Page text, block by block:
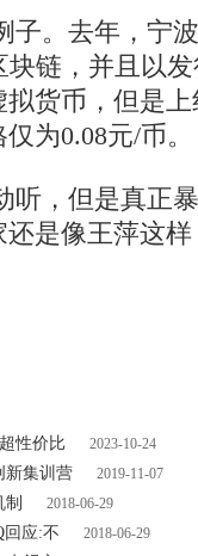
。去年，宁波
链，并且以
货币，但是
为0.08元/币。
，但是真正暴
是像王萍这
性价比 2023-10-24
新集训营 2019-11-07
2018-06-29
回应:不 2018-06-29